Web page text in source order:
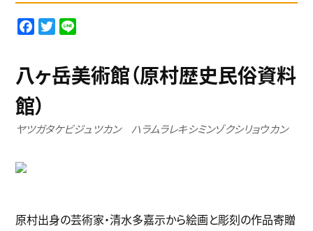
F
e
b
o
o
T
t
r
e
八ヶ岳美術館（原村歴史民俗資料
館）
ヤツガタケビジュツカン ハラムラレキシミンゾクシリョウカン
原村出身の芸術家・清水多嘉示から絵画と彫刻の作品寄贈